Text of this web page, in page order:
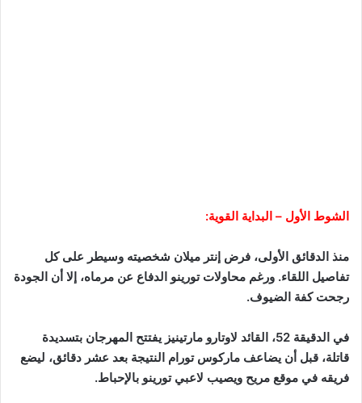
الشوط الأول – البداية القوية:
منذ الدقائق الأولى، فرض إنتر ميلان شخصيته وسيطر على كل
تفاصيل اللقاء. ورغم محاولات تورينو الدفاع عن مرماه، إلا أن الجودة
رجحت كفة الضيوف.
في الدقيقة 52، القائد لاوتارو مارتينيز يفتتح المهرجان بتسديدة
قاتلة، قبل أن يضاعف ماركوس تورام النتيجة بعد عشر دقائق، ليضع
فريقه في موقع مريح ويصيب لاعبي تورينو بالإحباط.